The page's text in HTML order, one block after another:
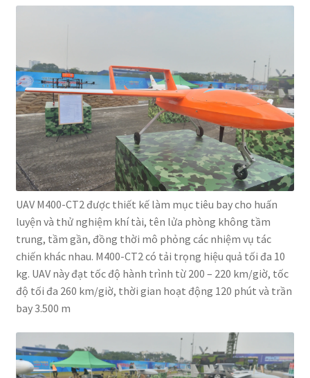
UAV M400-CT2 được thiết kế làm mục tiêu bay cho huấn
luyện và thử nghiệm khí tài, tên lửa phòng không tầm
trung, tầm gần, đồng thời mô phỏng các nhiệm vụ tác
chiến khác nhau. M400-CT2 có tải trọng hiệu quả tối đa 10
kg. UAV này đạt tốc độ hành trình từ 200 – 220 km/giờ, tốc
độ tối đa 260 km/giờ, thời gian hoạt động 120 phút và trần
bay 3.500 m